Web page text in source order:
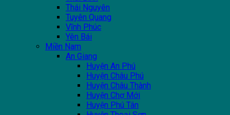
Thái Nguyên
Tuyên Quang
Vĩnh Phúc
Yên Bái
Miền Nam
An Giang
Huyện An Phú
Huyện Châu Phú
Huyện Châu Thành
Huyện Chợ Mới
Huyện Phú Tân